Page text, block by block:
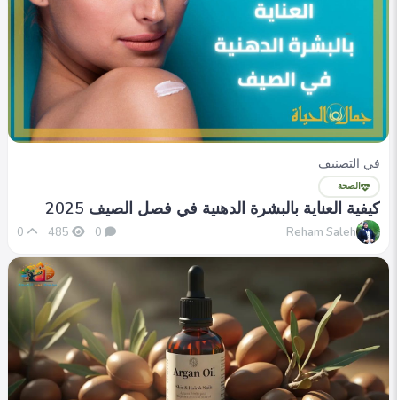
في التصنيف
الصحة
كيفية العناية بالبشرة الدهنية في فصل الصيف 2025
Reham Saleh
0
485